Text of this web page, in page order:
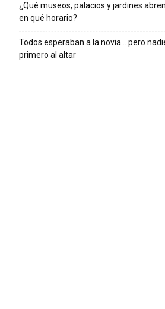
¿Qué museos, palacios y jardines
en qué horario?
Todos esperaban a la novia… pero
primero al altar